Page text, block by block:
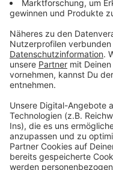
Anzeige
Hausärztestreik:
Leverkusen?
Bayer 04 Leverkusen
Leverkusen: Unfall
Anzeige